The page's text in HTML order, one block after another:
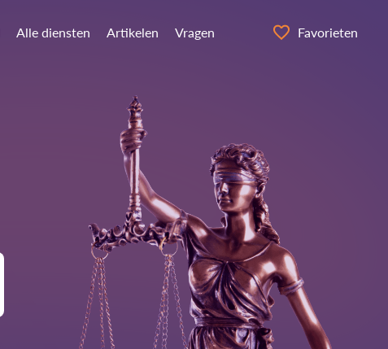
Alle diensten Artikelen Vragen Favorieten